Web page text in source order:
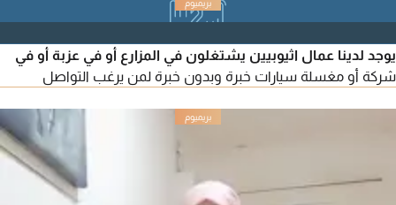
يوجد لدينا عمال اثيوبيين يشتغلون في المزارع أو في عزبة أو في
شركة أو مغسلة سيارات خبرة وبدون خبرة لمن يرغب التواصل